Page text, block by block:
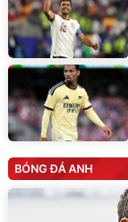
BÓNG ĐÁ ANH